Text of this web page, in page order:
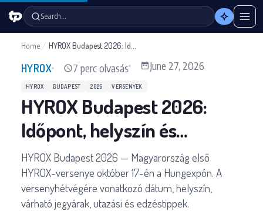
Search…
Home /
HYROX 7 perc olvasás June 27, 2026
HYROX BUDAPEST 2026 VERSENYEK
HYROX Budapest 2026:
Időpont, helyszín és
regisztráció
HYROX Budapest 2026 — Magyarország első
HYROX-versenye október 17-én a Hungexpón. A
versenyhétvégére vonatkozó dátum, helyszín,
várható jegyárak, utazási és edzéstippek.